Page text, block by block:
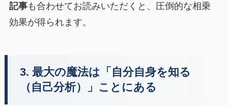
記事も合わせてお読みいただくと、圧倒的な相乗
効果が得られます。
3. 最大の魔法は「自分自身を知る
（自己分析）」ことにある